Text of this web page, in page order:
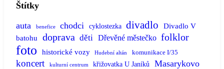
Štítky
auta
benefice chodci cyklostezka divadlo
Divadlo V
batohu
doprava děti Dřevěné městečko folklor
foto historické vozy Hudební altán komunikace I/35
koncert kulturní centrum křižovatka U Janíků
Masarykovo